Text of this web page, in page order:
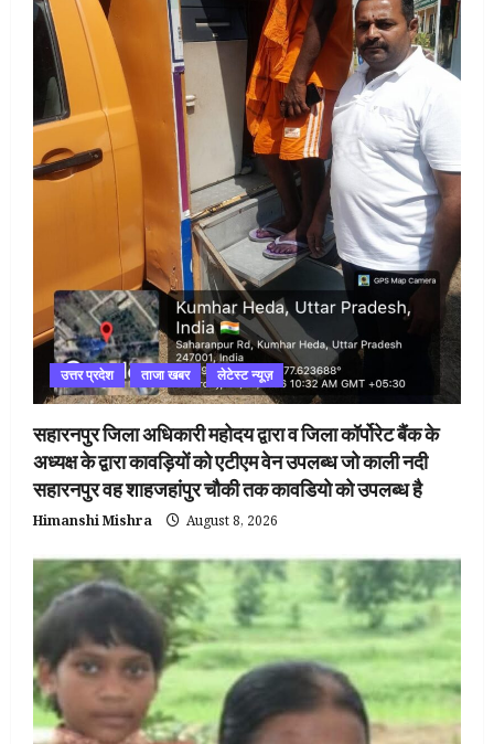
उत्तर प्रदेश ताजा खबर लेटेस्ट न्यूज़
सहारनपुर जिला अधिकारी महोदय द्वारा व जिला कॉर्पोरेट बैंक के
अध्यक्ष के द्वारा कावड़ियों को एटीएम वेन उपलब्ध जो काली नदी
सहारनपुर वह शाहजहांपुर चौकी तक कावडियो को उपलब्ध है
Himanshi Mishra August 8, 2026